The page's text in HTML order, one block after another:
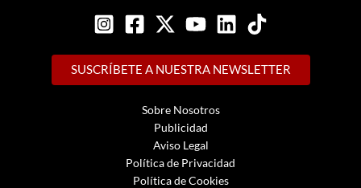
SUSCRÍBETE A NUESTRA NEWSLETTER
Sobre Nosotros
Publicidad
Aviso Legal
Política de Privacidad
Política de Cookies